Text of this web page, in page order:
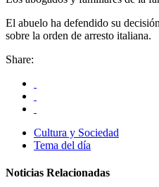
El abuelo ha defendido su
sobre la orden de arresto italiana.
Share:
Cultura y Sociedad
Tema del día
Noticias Relacionadas